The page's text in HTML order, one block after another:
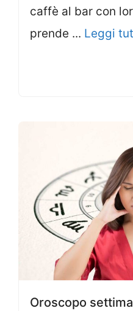
caffè al bar con
prende ... Leggi
Oroscopo